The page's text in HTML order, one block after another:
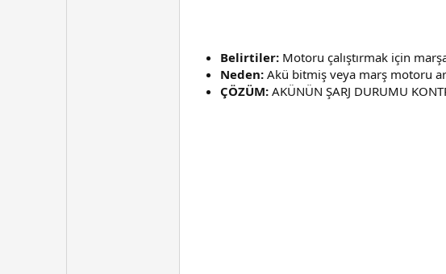
Belirtiler: Motoru çalıştırmak için
Neden: Akü bitmiş veya marş motoru
ÇÖZÜM: AKÜNÜN ŞARJ DURUMU